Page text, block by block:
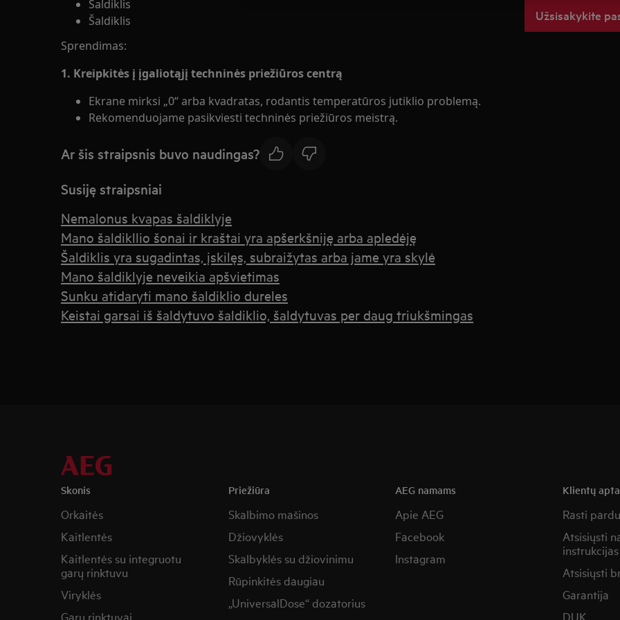
Šaldiklis
Šaldiklis
Sprendimas:
1. Kreipkitės į įgaliotąjį techninės priežiūros centrą
Ekrane mirksi „0“ arba kvadratas, rodantis temperatūros jutiklio problemą.
Rekomenduojame pasikviesti techninės priežiūros meistrą.
Ar šis straipsnis buvo naudingas?
Susiję straipsniai
Nemalonus kvapas šaldiklyje
Mano šaldikllio šonai ir kraštai yra apšerkšniję arba apledėję
Šaldiklis yra sugadintas, įskilęs, subraižytas arba jame yra skylė
Mano šaldiklyje neveikia apšvietimas
Sunku atidaryti mano šaldiklio dureles
Keistai garsai iš šaldytuvo šaldiklio, šaldytuvas per daug triukšmingas
Užsisakykite
Skonis
Orkaitės
Kaitlentės
Kaitlentės su integruotu
garų rinktuvu
Viryklės
Garų rinktuvai
Priežiūra
Skalbimo mašinos
Džiovyklės
Skalbyklės su džiovinimu
Rūpinkitės daugiau
„UniversalDose“ dozatorius
AEG namams
Apie AEG
Facebook
Instagram
Klientų
Rasti
Atsisiųsti
instrukcijas
Atsisiųsti
Garantija
DUK